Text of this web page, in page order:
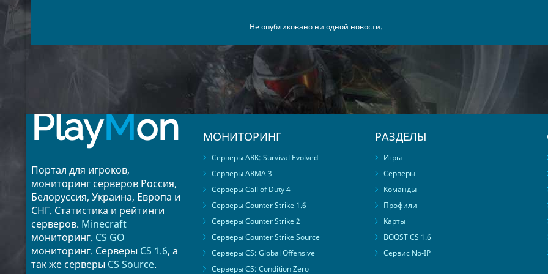
24
christina
sherrill
30
allyson
31
davina
34
rochel
35
becky
36
roselia
37
rosalyn
38
aleshia
39
nichol
Не опубликовано ни одной новости.
PlayMon
Портал для игроков,
мониторинг серверов Россия,
Белоруссия, Украина, Европа и
СНГ. Статистика и рейтинги
серверов. Minecraft
мониторинг. CS GO
мониторинг. Серверы CS 1.6, а
так же серверы CS Source.
МОНИТОРИНГ
Серверы ARK: Survival Evolved
Серверы ARMA 3
Серверы Call of Duty 4
Серверы Counter Strike 1.6
Серверы Counter Strike 2
Серверы Counter Strike Source
Серверы CS: Global Offensive
Серверы CS: Condition Zero
РАЗДЕЛЫ
Игры
Серверы
Команды
Профили
Карты
BOOST CS 1.6
Сервис No-IP